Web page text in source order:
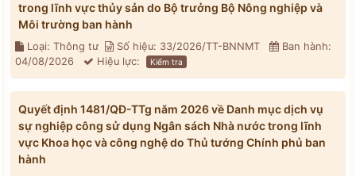
trong lĩnh vực thủy sản do Bộ trưởng Bộ Nông nghiệp và
Môi trường ban hành
Loại: Thông tư Số hiệu: 33/2026/TT-BNNMT
Ban hành:
04/08/2026
Hiệu lực: Kiểm tra
Quyết định 1481/QĐ-TTg năm 2026 về Danh mục dịch vụ
sự nghiệp công sử dụng Ngân sách Nhà nước trong lĩnh
vực Khoa học và công nghệ do Thủ tướng Chính phủ ban
hành